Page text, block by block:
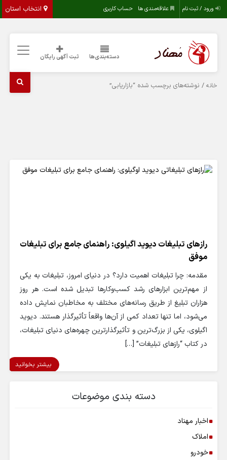
انتخاب استان ورود / ثبت نام علاقه‌مندی ها حساب کاربری
دسته‌بندی‌ها ثبت آگهی رایگان
خانه / نوشته‌های برچسب شده “بازاریابی”
رازهای تبلیغات دیوید اگیلوی: راهنمای جامع برای تبلیغات
موفق
مقدمه: چرا تبلیغات اهمیت دارد؟ در دنیای امروز، تبلیغات به یکی
از مهم‌ترین ابزارهای رشد کسب‌وکارها تبدیل شده است. هر روز
هزاران تبلیغ از طریق رسانه‌های مختلف به مخاطبان نمایش داده
می‌شود، اما تنها تعداد کمی از آن‌ها واقعاً تأثیرگذار هستند. دیوید
اگیلوی، یکی از بزرگ‌ترین و تأثیرگذارترین چهره‌های دنیای تبلیغات،
در کتاب “رازهای تبلیغات” […]
بیشتر بخوانید
دسته بندی موضوعات
اخبار مهناد
املاک
خودرو